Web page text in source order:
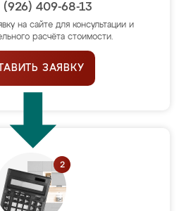
(926) 409-68-13
на сайте для консультации и
расчёта стоимости.
ЗАЯВКУ